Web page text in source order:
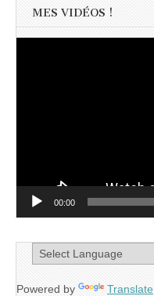
MES VIDÉOS !
00:00
Powered by Translate